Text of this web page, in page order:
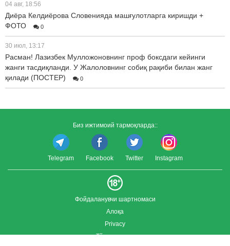
04 авг, 18:56
Диёра Келдиёрова Словенияда машғулотларга киришди +
ФОТО
0
30 июл, 13:17
Расман! Лазизбек Мулложоновнинг проф боксдаги кейинги
жанги тасдиқланди. У Жалоловнинг собиқ рақиби билан жанг
қилади (ПОСТЕР)
0
Биз ижтимоий тармоқларда::
Telegram Facebook Twitter Instagram
Фойдаланувчи шартномаси
Алоқа
Privacy
Тўлиқ версия